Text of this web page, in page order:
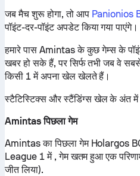
जब मैच शुरू होगा, तो आप Panionios
पॉइंट-दर-पॉइंट अपडेट किया गया पाएंगे।
हमारे पास Amintas के कुछ गेम्स के
खबर हो सके हैं, पर सिर्फ तभी जब वे
किसी 1 में अपना खेल खेलते हैं।
स्टैटिस्टिक्स और स्टैंडिंग्स खेल के अंत में
Amintas पिछला गेम
Amintas का पिछला गेम Holargos
League 1 में , गेम खतम हुआ एक
जीत लिया).